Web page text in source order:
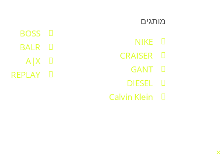
מותגים
NIKE
CRAISER
GANT
DIESEL
Calvin Klein
BOSS
BALR
A|X
REPLAY
×